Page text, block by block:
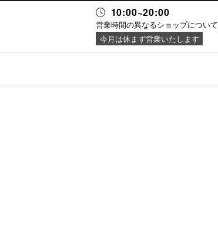
10:00~20:00
営業時間の異なるショップについて
今月は休まず営業いたします